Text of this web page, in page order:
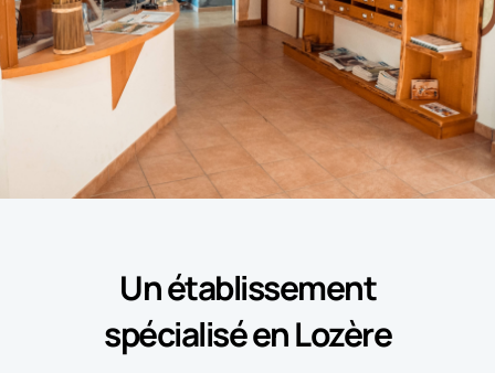
Un établissement
spécialisé en Lozère